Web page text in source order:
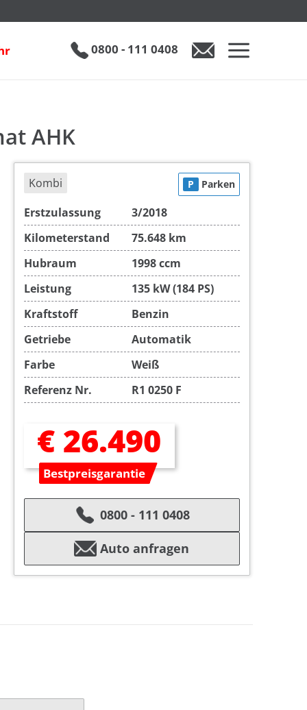
0800 - 111 0408
AHK
Kombi P Parken
Erstzulassung
3/2018
Kilometerstand
75.648 km
Hubraum
1998 ccm
Leistung
135 kW (184 PS)
Kraftstoff
Benzin
Getriebe
Automatik
Farbe
Weiß
Referenz Nr.
R1 0250 F
€ 26.490
Bestpreisgarantie
0800 - 111 0408
Auto anfragen